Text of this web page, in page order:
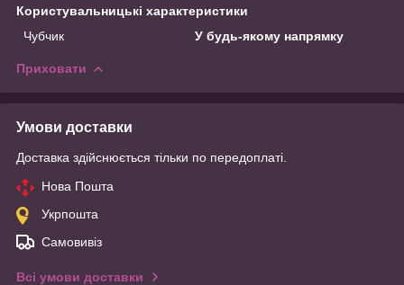
Користувальницькі характеристики
Чубчик
У будь-якому напрямку
Приховати
Умови доставки
Доставка здійснюється тільки по передоплаті.
Нова Пошта
Укрпошта
Самовивіз
Всі умови доставки